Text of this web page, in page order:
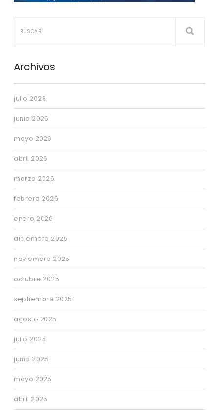
Archivos
julio 2026
junio 2026
mayo 2026
abril 2026
marzo 2026
febrero 2026
enero 2026
diciembre 2025
noviembre 2025
octubre 2025
septiembre 2025
agosto 2025
julio 2025
junio 2025
mayo 2025
abril 2025